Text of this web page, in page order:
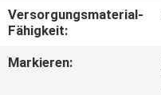
ANGEBOT
Versorgungsmaterial-
Fähigkeit:
Markieren: